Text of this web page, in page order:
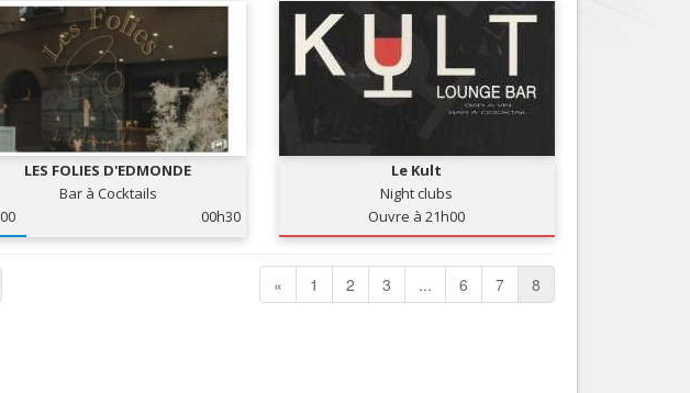
Commerces
Mode, ...
Loisirs
Plages, sports, ...
Nice les Collines Niçoises
Nice la plaine du Var
LES FOLIES D'EDMONDE
Bar à Cocktails
00h30
Le Kult
Night clubs
Ouvre à 21h00
« 1 2 3 ... 6 7 8